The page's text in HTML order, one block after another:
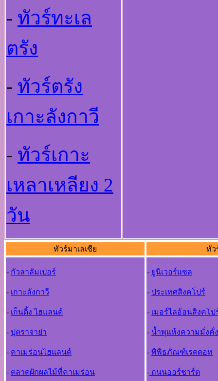
- ทัวร์ทะเล
ตรัง
- ทัวร์ตรัง
เกาะลังกาวี
- ทัวร์เกาะ
เหลาเหลียง 2
วัน
ทัวร์มาเลเซีย ทัว
- กัวลาลัมเปอร์
- เกาะลังกาวี
- เก็นติ้ง ไฮแลนด์
- ปุตราจาย่า
- คาเมร่อนไฮแลนด์
- ตลาดผักผลไม้ที่คาเมร่อน
- ยูนิเวอร์แซล
- ประเทศสิงคโปร์
- เมอร์ไลอ้อนสิงคโป
- น้ำพุแห้งความมั่งคั่ง
- พิพิธภัณฑ์เรดดอท
- ถนนออร์ชาร์ต